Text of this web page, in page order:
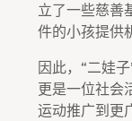
立了一些慈善
件的小孩提供
因此，“二娃
更是一位社会
运动推广到更